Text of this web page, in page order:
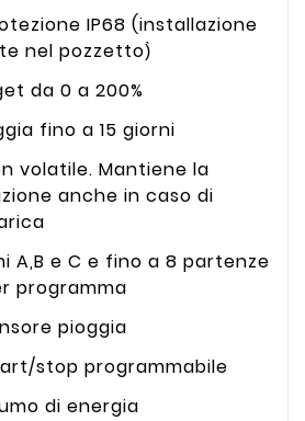
IP68 (installazione
nel pozzetto)̀
da 0 a 200%
fino a 15 giorni
volatile. Mantiene la
anche in caso di
A,B e C e fino a 8 partenze
programma
pioggia
stop programmabile
di energia